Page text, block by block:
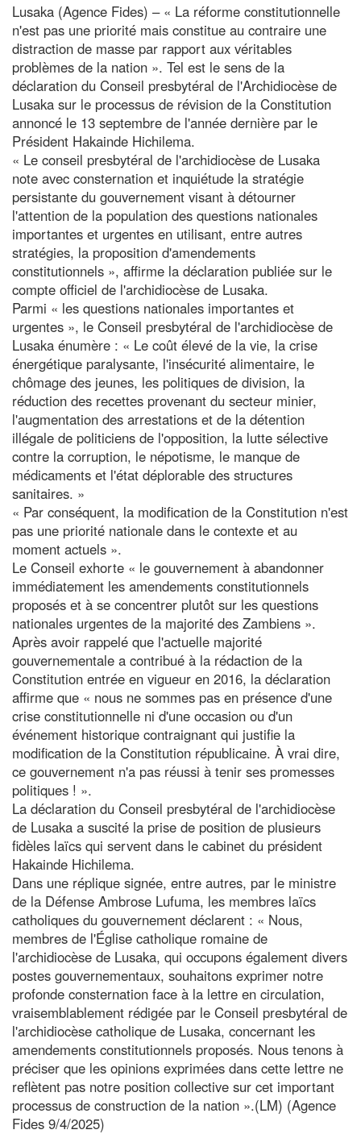
Lusaka (Agence Fides) – « La réforme constitutionnelle
n'est pas une priorité mais constitue au contraire une
distraction de masse par rapport aux véritables
problèmes de la nation ». Tel est le sens de la
déclaration du Conseil presbytéral de l'Archidiocèse de
Lusaka sur le processus de révision de la Constitution
annoncé le 13 septembre de l'année dernière par le
Président Hakainde Hichilema.
« Le conseil presbytéral de l'archidiocèse de Lusaka
note avec consternation et inquiétude la stratégie
persistante du gouvernement visant à détourner
l'attention de la population des questions nationales
importantes et urgentes en utilisant, entre autres
stratégies, la proposition d'amendements
constitutionnels », affirme la déclaration publiée sur le
compte officiel de l'archidiocèse de Lusaka.
Parmi « les questions nationales importantes et
urgentes », le Conseil presbytéral de l'archidiocèse de
Lusaka énumère : « Le coût élevé de la vie, la crise
énergétique paralysante, l'insécurité alimentaire, le
chômage des jeunes, les politiques de division, la
réduction des recettes provenant du secteur minier,
l'augmentation des arrestations et de la détention
illégale de politiciens de l'opposition, la lutte sélective
contre la corruption, le népotisme, le manque de
médicaments et l'état déplorable des structures
sanitaires. »
« Par conséquent, la modification de la Constitution n'est
pas une priorité nationale dans le contexte et au
moment actuels ».
Le Conseil exhorte « le gouvernement à abandonner
immédiatement les amendements constitutionnels
proposés et à se concentrer plutôt sur les questions
nationales urgentes de la majorité des Zambiens ».
Après avoir rappelé que l'actuelle majorité
gouvernementale a contribué à la rédaction de la
Constitution entrée en vigueur en 2016, la déclaration
affirme que « nous ne sommes pas en présence d'une
crise constitutionnelle ni d'une occasion ou d'un
événement historique contraignant qui justifie la
modification de la Constitution républicaine. À vrai dire,
ce gouvernement n'a pas réussi à tenir ses promesses
politiques ! ».
La déclaration du Conseil presbytéral de l'archidiocèse
de Lusaka a suscité la prise de position de plusieurs
fidèles laïcs qui servent dans le cabinet du président
Hakainde Hichilema.
Dans une réplique signée, entre autres, par le ministre
de la Défense Ambrose Lufuma, les membres laïcs
catholiques du gouvernement déclarent : « Nous,
membres de l'Église catholique romaine de
l'archidiocèse de Lusaka, qui occupons également divers
postes gouvernementaux, souhaitons exprimer notre
profonde consternation face à la lettre en circulation,
vraisemblablement rédigée par le Conseil presbytéral de
l'archidiocèse catholique de Lusaka, concernant les
amendements constitutionnels proposés. Nous tenons à
préciser que les opinions exprimées dans cette lettre ne
reflètent pas notre position collective sur cet important
processus de construction de la nation ».(LM) (Agence
Fides 9/4/2025)